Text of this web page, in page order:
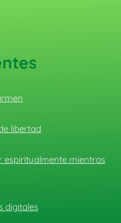
libertad
espiritualmente mientras
digitales